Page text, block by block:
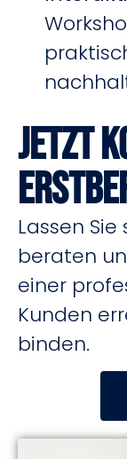
Jetzt
Lassen
beraten
einer
Kunden
binden.